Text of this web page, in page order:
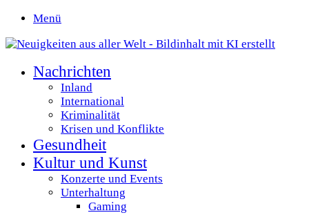
Menü
Nachrichten
Inland
International
Kriminalität
Krisen und Konflikte
Gesundheit
Kultur und Kunst
Konzerte und Events
Unterhaltung
Gaming